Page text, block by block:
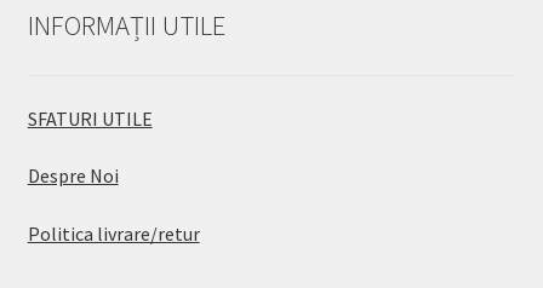
INFORMAȚII UTILE
SFATURI UTILE
Despre Noi
Politica livrare/retur